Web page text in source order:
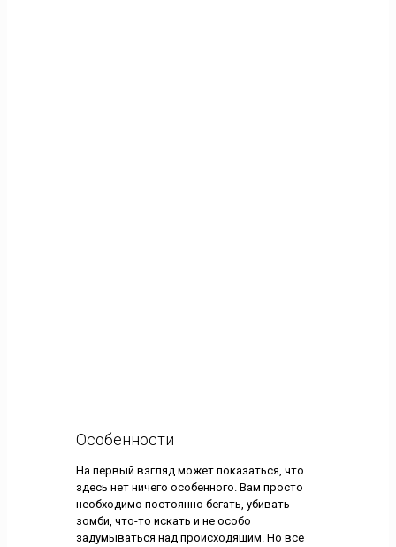
Особенности
На первый взгляд может показаться, что
здесь нет ничего особенного. Вам просто
необходимо постоянно бегать, убивать
зомби, что-то искать и не особо
задумываться над происходящим. Но все